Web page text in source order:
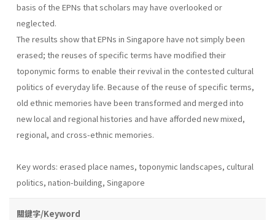
basis of the EPNs that scholars may have overlooked or
neglected.
The results show that EPNs in Singapore have not simply been
erased; the reuses of specific terms have modified their
toponymic forms to enable their revival in the contested cultural
politics of everyday life. Because of the reuse of specific terms,
old ethnic memories have been transformed and merged into
new local and regional histories and have afforded new mixed,
regional, and cross-ethnic memories.
Key words: erased place names, toponymic landscapes, cultural
politics, nation-building, Singapore
關鍵字/Keyword